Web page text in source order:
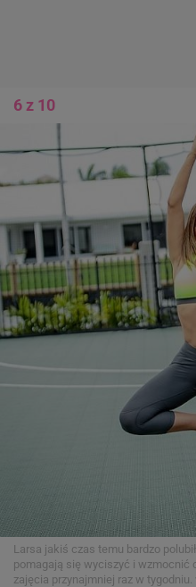
6 z 10
Larsa jakiś czas temu bardzo
pomagają się wyciszyć i wzmocnić
zajęcia przynajmniej raz w tygodniu.